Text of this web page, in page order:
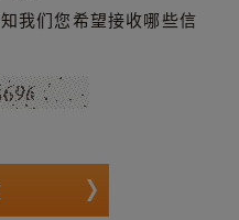
我们您希望接收哪些信